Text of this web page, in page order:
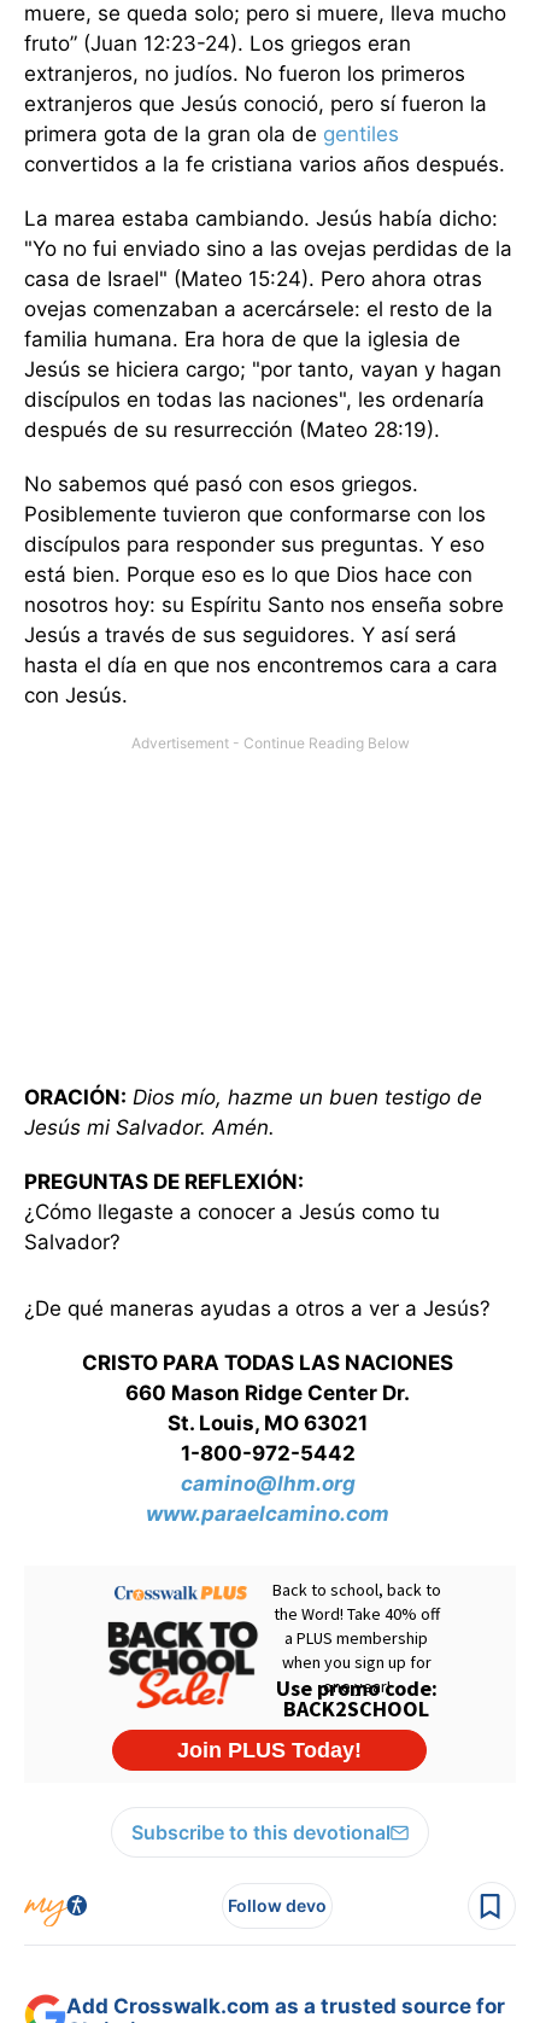
muere, se queda solo; pero si muere, lleva mucho
fruto” (Juan 12:23-24). Los griegos eran
extranjeros, no judíos. No fueron los primeros
extranjeros que Jesús conoció, pero sí fueron la
primera gota de la gran ola de gentiles
convertidos a la fe cristiana varios años después.
La marea estaba cambiando. Jesús había dicho:
"Yo no fui enviado sino a las ovejas perdidas de la
casa de Israel" (Mateo 15:24). Pero ahora otras
ovejas comenzaban a acercársele: el resto de la
familia humana. Era hora de que la iglesia de
Jesús se hiciera cargo; "por tanto, vayan y hagan
discípulos en todas las naciones", les ordenaría
después de su resurrección (Mateo 28:19).
No sabemos qué pasó con esos griegos.
Posiblemente tuvieron que conformarse con los
discípulos para responder sus preguntas. Y eso
está bien. Porque eso es lo que Dios hace con
nosotros hoy: su Espíritu Santo nos enseña sobre
Jesús a través de sus seguidores. Y así será
hasta el día en que nos encontremos cara a cara
con Jesús.
ORACIÓN: Dios mío, hazme un buen testigo de
Jesús mi Salvador. Amén.
PREGUNTAS DE REFLEXIÓN:
¿Cómo llegaste a conocer a Jesús como tu
Salvador?
¿De qué maneras ayudas a otros a ver a Jesús?
CRISTO PARA TODAS LAS NACIONES
660 Mason Ridge Center Dr.
St. Louis, MO 63021
1-800-972-5442
camino@lhm.org
www.paraelcamino.com
Subscribe to this devotional
Follow devo
Add Crosswalk.com as a trusted source for